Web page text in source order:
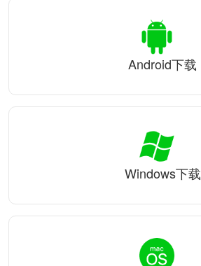
Android下载
Windows下载